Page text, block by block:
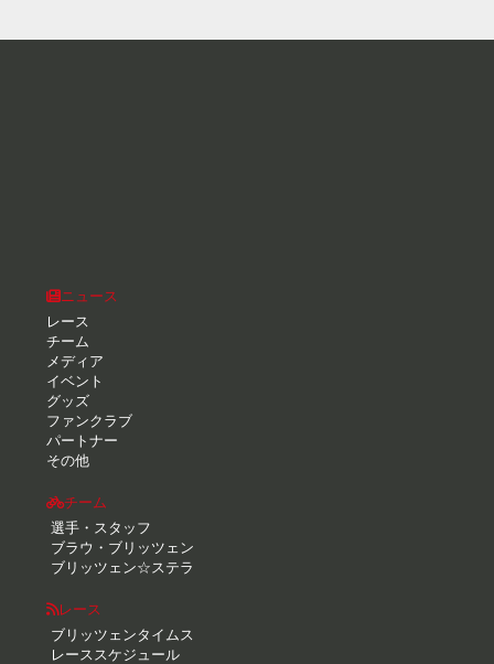
ニュース
レース
チーム
メディア
イベント
グッズ
ファンクラブ
パートナー
その他
チーム
選手・スタッフ
ブラウ・ブリッツェン
ブリッツェン☆ステラ
レース
ブリッツェンタイムス
レーススケジュール